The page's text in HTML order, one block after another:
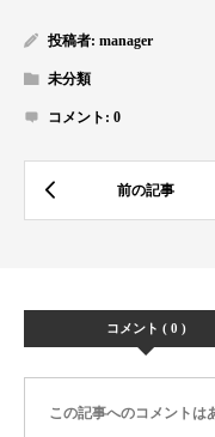
投稿者: manager
未分類
コメント: 0
コメント ( 0 )
この記事へのコメントは